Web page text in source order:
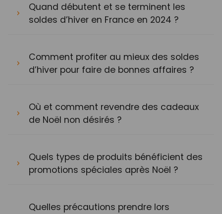
Quand débutent et se terminent les
soldes d’hiver en France en 2024 ?
Comment profiter au mieux des soldes
d’hiver pour faire de bonnes affaires ?
Où et comment revendre des cadeaux
de Noël non désirés ?
Quels types de produits bénéficient des
promotions spéciales après Noël ?
Quelles précautions prendre lors